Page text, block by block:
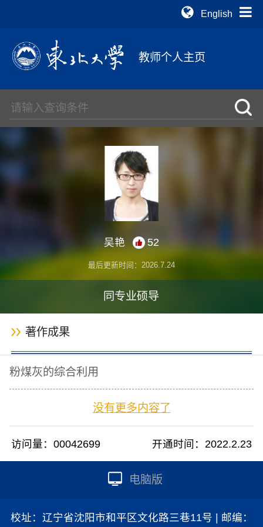
English
教师个人主页
吴艳 52
最后更新时间： 2026.7.24
同专业硕导
著作成果
粉煤灰的综合利用
没有更多内容了
访问量：00042699 开通时间： 2022.2.23
电脑版
校址：辽宁省沈阳市和平区文化路三巷11号 | 邮编：